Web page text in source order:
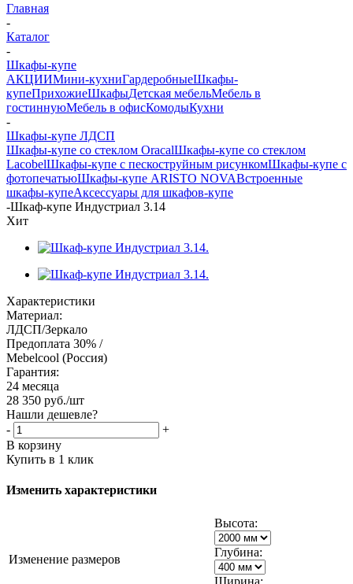
Главная
-
Каталог
-
Шкафы-купе
АКЦИИМини-кухниГардеробныеШкафы-
купеПрихожиеШкафыДетская мебельМебель в
гостиннуюМебель в офисКомодыКухни
-
Шкафы-купе ЛДСП
Шкафы-купе со стеклом OracalШкафы-купе со стеклом
LacobelШкафы-купе с пескоструйным рисункомШкафы-купе с
фотопечатьюШкафы-купе ARISTO NOVAВстроенные
шкафы-купеАксессуары для шкафов-купе
-Шкаф-купе Индустриал 3.14
Хит
Характеристики
Материал:
ЛДСП/Зеркало
Предоплата 30% /
Mebelcool (Россия)
Гарантия:
24 месяца
28 350 руб./шт
Нашли дешевле?
-
+
В корзину
Купить в 1 клик
Изменить характеристики
Изменение размеров
Высота:
Глубина: